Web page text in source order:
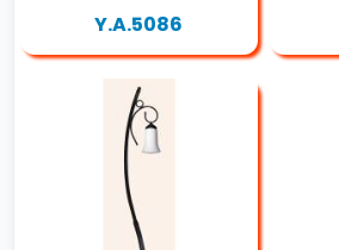
Y.A.5086